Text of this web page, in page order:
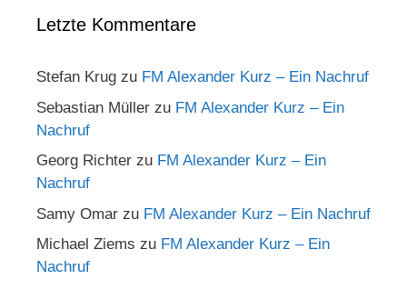
Letzte Kommentare
Stefan Krug zu FM Alexander Kurz – Ein Nachruf
Sebastian Müller zu FM Alexander Kurz – Ein
Nachruf
Georg Richter zu FM Alexander Kurz – Ein
Nachruf
Samy Omar zu FM Alexander Kurz – Ein Nachruf
Michael Ziems zu FM Alexander Kurz – Ein
Nachruf